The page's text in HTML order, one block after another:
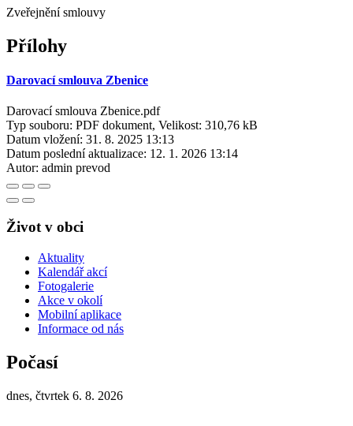
Zveřejnění smlouvy
Přílohy
Darovací smlouva Zbenice
Darovací smlouva Zbenice.pdf
Typ souboru: PDF dokument, Velikost: 310,76 kB
Datum vložení: 31. 8. 2025 13:13
Datum poslední aktualizace: 12. 1. 2026 13:14
Autor: admin prevod
Život v obci
Aktuality
Kalendář akcí
Fotogalerie
Akce v okolí
Mobilní aplikace
Informace od nás
Počasí
dnes, čtvrtek 6. 8. 2026